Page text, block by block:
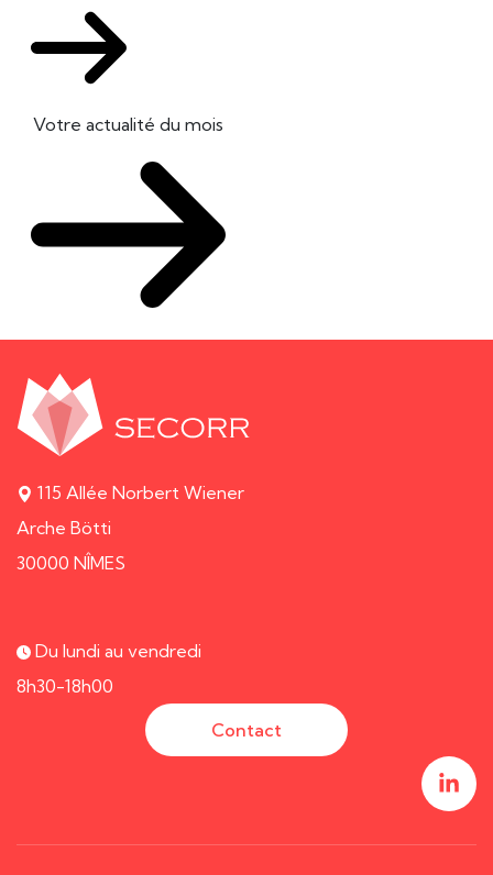
Votre actualité du mois
115 Allée Norbert Wiener
Arche Bötti
30000 NÎMES
Du lundi au vendredi
8h30-18h00
Contact